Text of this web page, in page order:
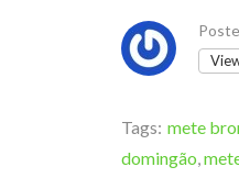
Tags: mete
domingão,